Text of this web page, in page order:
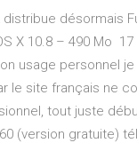
désormais
X 10.8 – 490 Mo
usage personnel
le site français ne
tout juste
(version gratuite)